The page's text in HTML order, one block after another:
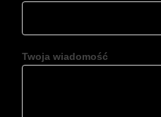
Twoja wiadomość